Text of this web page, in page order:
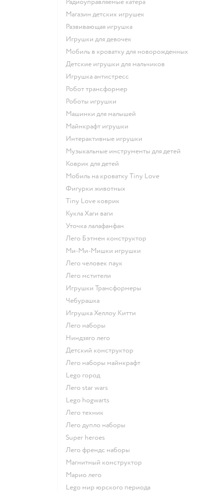
Магазин детских игрушек
Развивающая игрушка
Игрушки для девочек
Мобиль в кроватку для новорожденных
Детские игрушки для мальчиков
Игрушка антистресс
Робот трансформер
Роботы игрушки
Машинки для малышей
Майнкрафт игрушки
Интерактивные игрушки
Музыкальные инструменты для детей
Коврик для детей
Мобиль на кроватку Tiny Love
Фигурки животных
Tiny Love коврик
Кукла Хаги ваги
Уточка лалафанфан
Лего Бэтмен конструктор
Ми-Ми-Мишки игрушки
Лего человек паук
Лего мстители
Игрушки Трансформеры
Чебурашка
Игрушка Хеллоу Китти
Лего наборы
Ниндзяго лего
Детский конструктор
Лего наборы майнкрафт
Lego город
Лего star wars
Lego hogwarts
Лего техник
Лего дупло наборы
Super heroes
Лего френдс наборы
Магнитный конструктор
Марио лего
Lego мир юрского периода